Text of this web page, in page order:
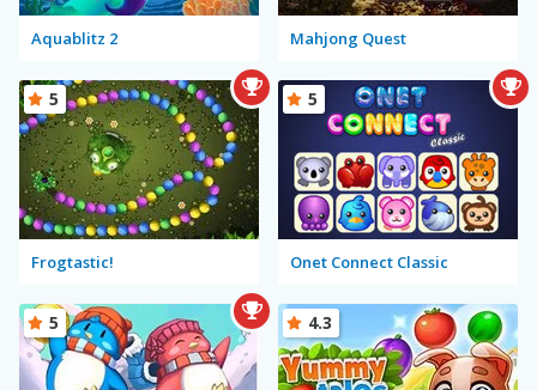
Aquablitz 2 Mahjong Quest
Frogtastic!
5
Onet Connect Classic
5
5 4.3